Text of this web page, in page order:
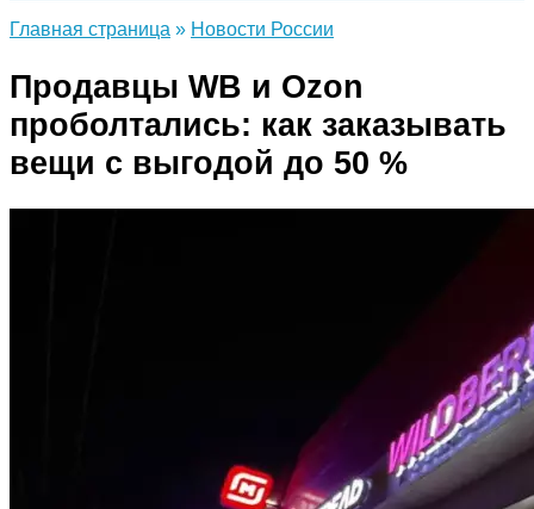
Главная страница » Новости России
Продавцы WB и Ozon
проболтались: как заказывать
вещи с выгодой до 50 %